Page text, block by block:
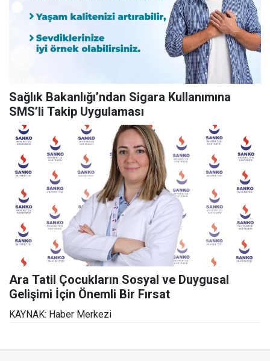
Sağlık Bakanlığı’ndan Sigara Kullanımına
SMS’li Takip Uygulaması
Ara Tatil Çocukların Sosyal ve Duygusal
Gelişimi İçin Önemli Bir Fırsat
KAYNAK: Haber Merkezi